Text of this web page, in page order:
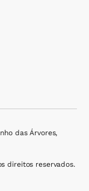
das Árvores,
direitos reservados.